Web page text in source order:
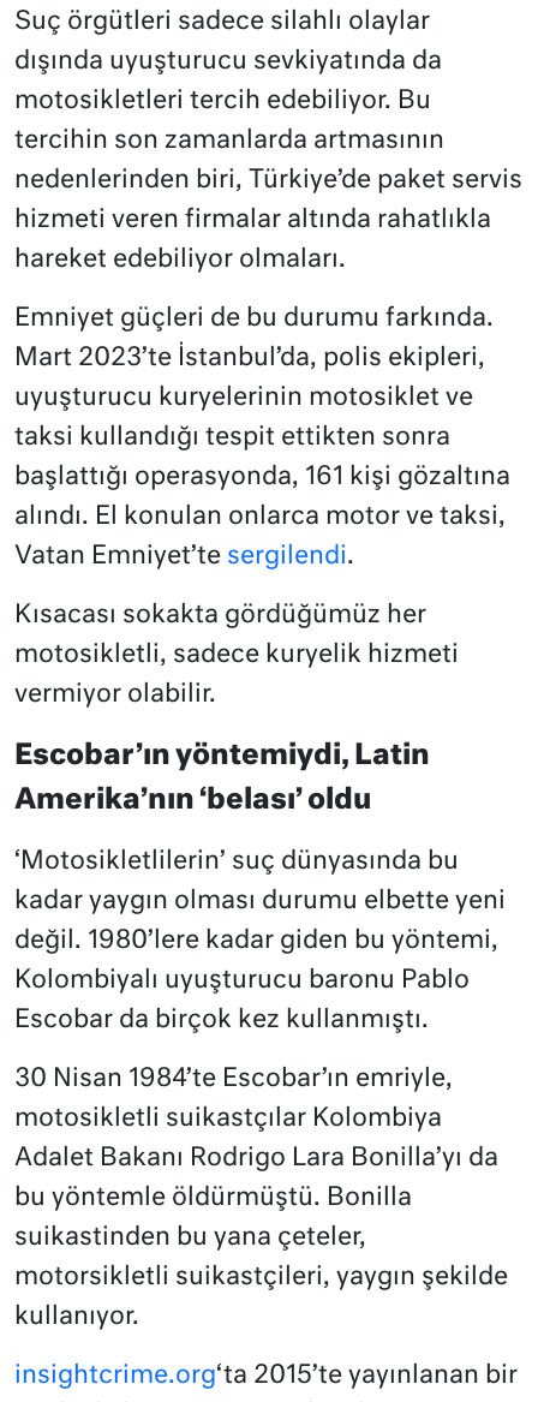
Suç örgütleri sadece silahlı olaylar
dışında uyuşturucu sevkiyatında da
motosikletleri tercih edebiliyor. Bu
tercihin son zamanlarda artmasının
nedenlerinden biri, Türkiye’de paket servis
hizmeti veren firmalar altında rahatlıkla
hareket edebiliyor olmaları.
Emniyet güçleri de bu durumu farkında.
Mart 2023’te İstanbul’da, polis ekipleri,
uyuşturucu kuryelerinin motosiklet ve
taksi kullandığı tespit ettikten sonra
başlattığı operasyonda, 161 kişi gözaltına
alındı. El konulan onlarca motor ve taksi,
Vatan Emniyet’te sergilendi.
Kısacası sokakta gördüğümüz her
motosikletli, sadece kuryelik hizmeti
vermiyor olabilir.
Escobar’ın yöntemiydi, Latin
Amerika’nın ‘belası’ oldu
‘Motosikletlilerin’ suç dünyasında bu
kadar yaygın olması durumu elbette yeni
değil. 1980’lere kadar giden bu yöntemi,
Kolombiyalı uyuşturucu baronu Pablo
Escobar da birçok kez kullanmıştı.
30 Nisan 1984’te Escobar’ın emriyle,
motosikletli suikastçılar Kolombiya
Adalet Bakanı Rodrigo Lara Bonilla’yı da
bu yöntemle öldürmüştü. Bonilla
suikastinden bu yana çeteler,
motorsikletli suikastçileri, yaygın şekilde
kullanıyor.
insightcrime.org‘ta 2015’te yayınlanan bir